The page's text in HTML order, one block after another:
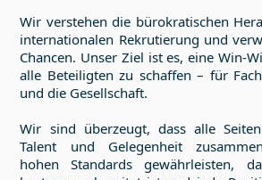
Wir verstehen die bürokratischen
internationalen Rekrutierung und
Chancen. Unser Ziel ist es, eine Win-
alle Beteiligten zu schaffen – für
und die Gesellschaft.
Wir sind überzeugt, dass alle
Talent und Gelegenheit
hohen Standards gewährleisten,